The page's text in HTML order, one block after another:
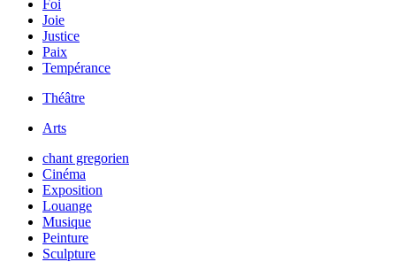
Foi
Joie
Justice
Paix
Tempérance
Théâtre
Arts
chant gregorien
Cinéma
Exposition
Louange
Musique
Peinture
Sculpture